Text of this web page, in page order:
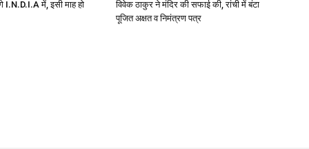
I.N.D.I.A में, इसी माह हो
विवेक ठाकुर ने मंदिर की सफाई की, रांची में बंटा
पूजित अक्षत व निमंत्रण पत्र